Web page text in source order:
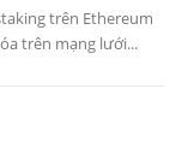
trên Ethereum
trên mạng lưới...